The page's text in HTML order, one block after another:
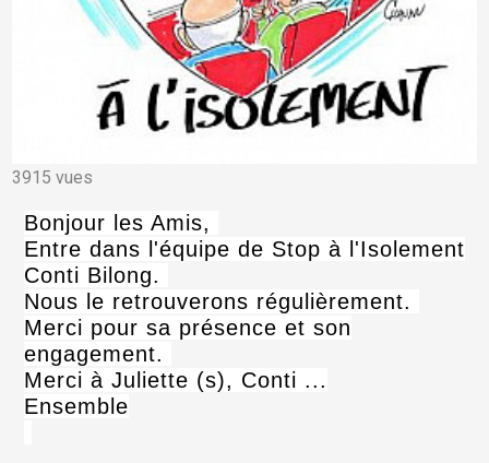
3915 vues
Bonjour les Amis,
Entre dans l'équipe de Stop à l'Isolement
Conti Bilong.
Nous le retrouverons régulièrement.
Merci pour sa présence et son
engagement.
Merci à Juliette (s), Conti ...
Ensemble